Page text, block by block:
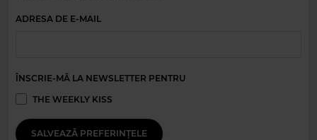
ADRESA DE E-MAIL
ÎNSCRIE-MĂ LA NEWSLETTER PENTRU
THE WEEKLY KISS
SALVEAZĂ PREFERINȚELE